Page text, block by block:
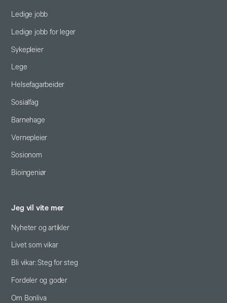
Ledige jobb
Ledige jobb for leger
Sykepleier
Lege
Helsefagarbeider
Sosialfag
Barnehage
Vernepleier
Sosionom
Bioingeniør
Jeg vil vite mer
Nyheter og artikler
Livet som vikar
Bli vikar: Steg for steg
Fordeler og goder
Om Bonliva